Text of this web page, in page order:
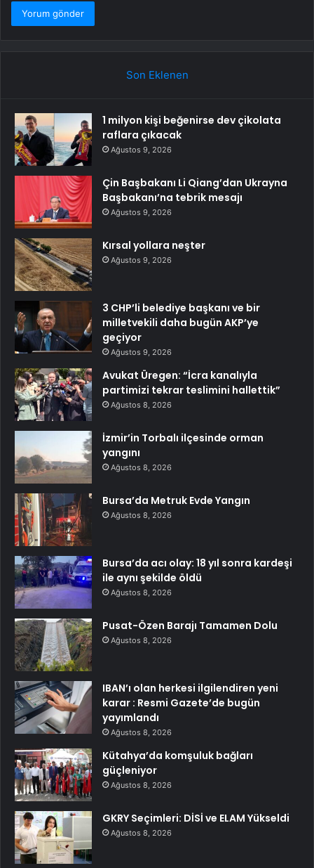
Son Eklenen
1 milyon kişi beğenirse dev çikolata
raflara çıkacak
Ağustos 9, 2026
Çin Başbakanı Li Qiang’dan Ukrayna
Başbakanı’na tebrik mesajı
Ağustos 9, 2026
Kırsal yollara neşter
Ağustos 9, 2026
3 CHP’li belediye başkanı ve bir
milletvekili daha bugün AKP’ye
geçiyor
Ağustos 9, 2026
Avukat Üregen: “İcra kanalıyla
partimizi tekrar teslimini hallettik”
Ağustos 8, 2026
İzmir’in Torbalı ilçesinde orman
yangını
Ağustos 8, 2026
Bursa’da Metruk Evde Yangın
Ağustos 8, 2026
Bursa’da acı olay: 18 yıl sonra kardeşi
ile aynı şekilde öldü
Ağustos 8, 2026
Pusat-Özen Barajı Tamamen Dolu
Ağustos 8, 2026
IBAN’ı olan herkesi ilgilendiren yeni
karar : Resmi Gazete’de bugün
yayımlandı
Ağustos 8, 2026
Kütahya’da komşuluk bağları
güçleniyor
Ağustos 8, 2026
GKRY Seçimleri: DİSİ ve ELAM Yükseldi
Ağustos 8, 2026